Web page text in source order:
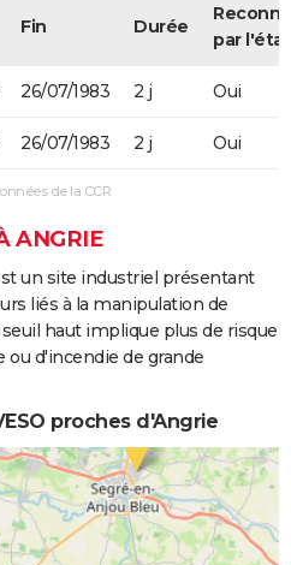
Fin Durée
par l'état
26/07/1983 2 j Oui
26/07/1983 2 j Oui
de la CCR
ANGRIE
un site industriel présentant
liés à la manipulation de
haut implique plus de risque
ou d'incendie de grande
proches d'Angrie